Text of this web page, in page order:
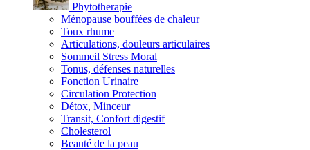
Phytotherapie
Ménopause bouffées de chaleur
Toux rhume
Articulations, douleurs articulaires
Sommeil Stress Moral
Tonus, défenses naturelles
Fonction Urinaire
Circulation Protection
Détox, Minceur
Transit, Confort digestif
Cholesterol
Beauté de la peau